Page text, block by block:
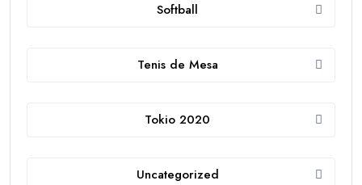
Softball
Tenis de Mesa
Tokio 2020
Uncategorized